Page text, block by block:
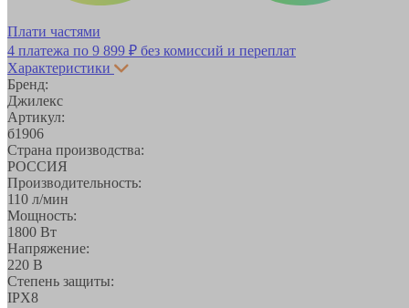
Плати частями
4 платежа по 9 899 ₽ без комиссий и переплат
Характеристики
Бренд:
Джилекс
Артикул:
б1906
Страна производства:
РОССИЯ
Производительность:
110 л/мин
Мощность:
1800 Вт
Напряжение:
220 В
Степень защиты:
IPX8